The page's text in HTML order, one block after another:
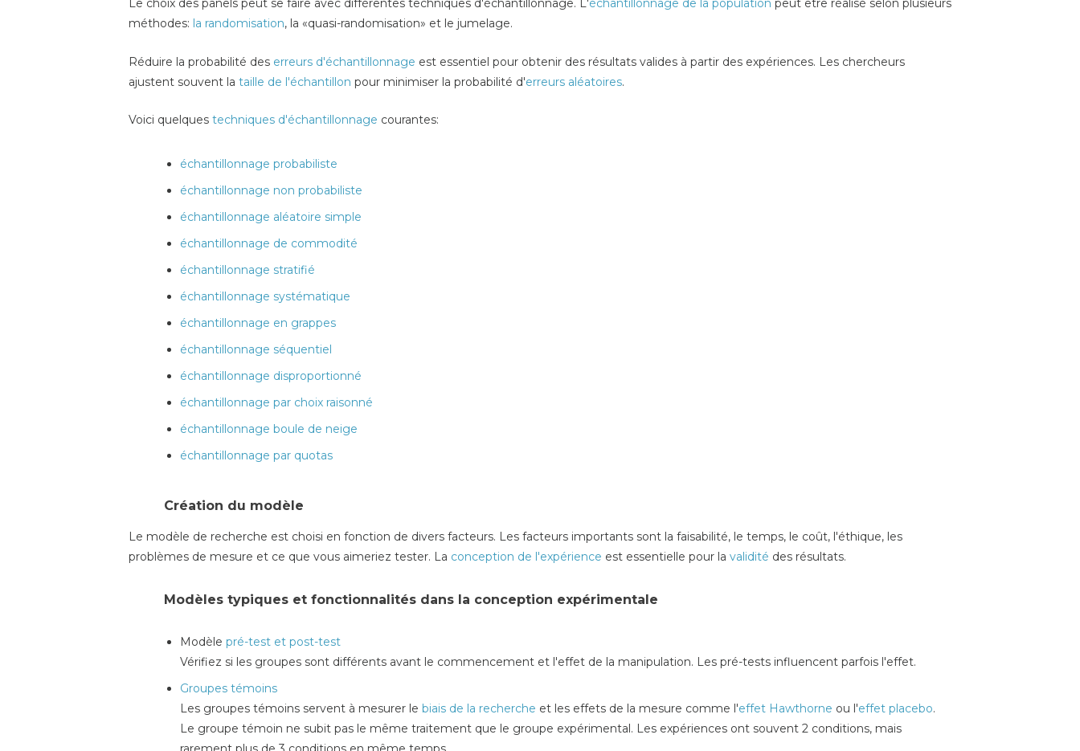
Le choix des panels peut se faire avec différentes techniques d'échantillonnage. L'échantillonnage de la population peut être réalisé selon plusieurs
méthodes: la randomisation, la «quasi-randomisation» et le jumelage.
Réduire la probabilité des erreurs d'échantillonnage est essentiel pour obtenir des résultats valides à partir des expériences. Les chercheurs
ajustent souvent la taille de l'échantillon pour minimiser la probabilité d'erreurs aléatoires.
Voici quelques techniques d'échantillonnage courantes:
échantillonnage probabiliste
échantillonnage non probabiliste
échantillonnage aléatoire simple
échantillonnage de commodité
échantillonnage stratifié
échantillonnage systématique
échantillonnage en grappes
échantillonnage séquentiel
échantillonnage disproportionné
échantillonnage par choix raisonné
échantillonnage boule de neige
échantillonnage par quotas
Création du modèle
Le modèle de recherche est choisi en fonction de divers facteurs. Les facteurs importants sont la faisabilité, le temps, le coût, l'éthique, les
problèmes de mesure et ce que vous aimeriez tester. La conception de l'expérience est essentielle pour la validité des résultats.
Modèles typiques et fonctionnalités dans la conception expérimentale
Modèle pré-test et post-test
Vérifiez si les groupes sont différents avant le commencement et l'effet de la manipulation. Les pré-tests influencent parfois l'effet.
Groupes témoins
Les groupes témoins servent à mesurer le biais de la recherche et les effets de la mesure comme l'effet Hawthorne ou l'effet placebo.
Le groupe témoin ne subit pas le même traitement que le groupe expérimental. Les expériences ont souvent 2 conditions, mais